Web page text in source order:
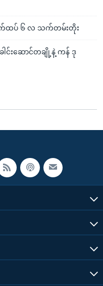
ာက်ထပ် ၆ လ သက်တမ်းတိုး
ါင်းဆောင်တချို့နဲ့ ကန် ဒု